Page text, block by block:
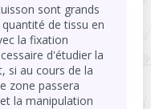
sont grands
de tissu en
la fixation
d'étudier la
si au cours de la
zone passera
la manipulation